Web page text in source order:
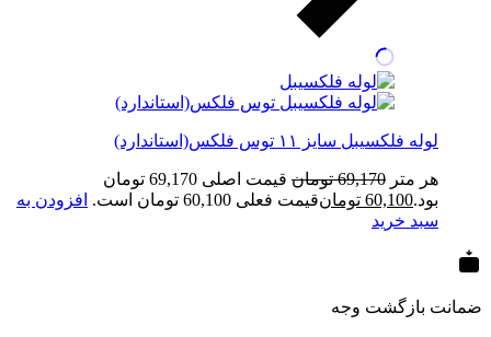
لوله فلکسیبل سایز ۱۱ توس فلکس(استاندارد)
هر متر 69,170 تومان
قیمت اصلی 69,170 تومان
بود.60,100 تومانقیمت فعلی 60,100 تومان است.
افزودن به
سبد خرید
ضمانت بازگشت وجه